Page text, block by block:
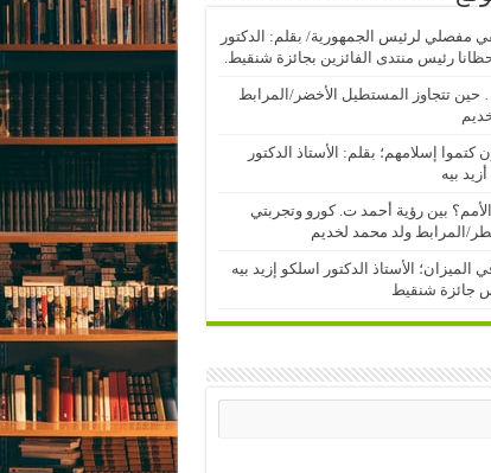
مفصلي لرئيس الجمهورية/ بقلم: الدكتور
رئيس منتدى الفائزين بجائزة شنقيط.
حين تتجاوز المستطيل الأخضر/المرابط
كتموا إسلامهم؛ بقلم: الأستاذ الدكتور
بيه
بين رؤية أحمد ت. كورو وتجربتي
المرابط ولد محمد لخديم
الميزان؛ الأستاذ الدكتور اسلكو إزيد بيه
جائزة شنقيط